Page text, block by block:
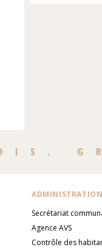
Secrétariat
Agence AVS
Contrôle des